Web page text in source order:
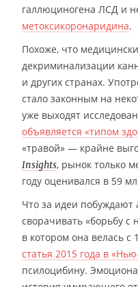
галлюциногена ЛСД и
метоксикоронаридина.
Похоже, что
декриминализации
и других странах.
стало законным на
уже выходят
объявляется «типом
«травой» — крайне
Insights, рынок только
году оценивался в 59
Что за идеи побуждают
сворачивать «борьбу с
в котором она велась
статья 2015 года в
псилоцибину.